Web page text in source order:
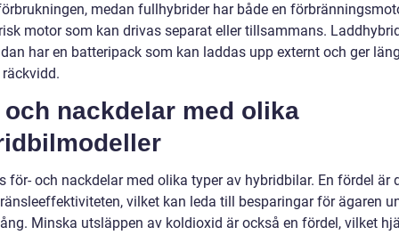
medan fullhybrider har både en
motor som kan drivas separat eller tillsammans.
har en batteripack som kan laddas upp externt och ger
och nackdelar med olika
för- och nackdelar med olika typer av hybridbilar. En fördel är
vilket kan leda till besparingar för ägaren
Minska utsläppen av koldioxid är också en fördel, vilket